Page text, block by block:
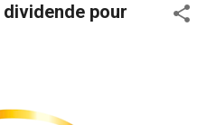
pour